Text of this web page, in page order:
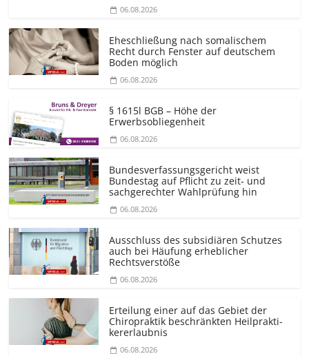
06.08.2026
Eheschließung nach somalischem
Recht durch Fenster auf deutschem
Boden möglich
06.08.2026
§ 1615l BGB – Höhe der
Erwerbsobliegenheit
06.08.2026
Bundesver­fassungsgericht weist
Bundestag auf Pflicht zu zeit- und
sachgerechter Wahlprüfung hin
06.08.2026
Ausschluss des subsidiären Schutzes
auch bei Häufung erheblicher
Rechtsverstöße
06.08.2026
Erteilung einer auf das Gebiet der
Chiropraktik beschränkten Heilprakti­
kererlaubnis
06.08.2026